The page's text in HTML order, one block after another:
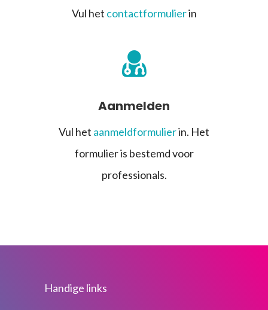
Vul het contactformulierin
Aanmelden
Vul het aanmeldformulierin. Het
formulier is bestemd voor
professionals.
Handige links